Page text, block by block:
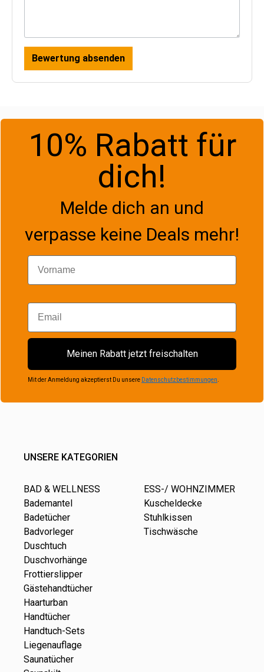
Bewertung absenden
10% Rabatt für
dich!
Melde dich an und
verpasse keine Deals mehr!
Vorname
Email
Meinen Rabatt jetzt freischalten
Mit der Anmeldung akzeptierst Du unsere Datenschutzbestimmungen.
UNSERE KATEGORIEN
BAD & WELLNESS
Bademantel
Badetücher
Badvorleger
Duschtuch
Duschvorhänge
Frottierslipper
Gästehandtücher
Haarturban
Handtücher
Handtuch-Sets
Liegenauflage
Saunatücher
ESS-/ WOHNZIMMER
Kuscheldecke
Stuhlkissen
Tischwäsche